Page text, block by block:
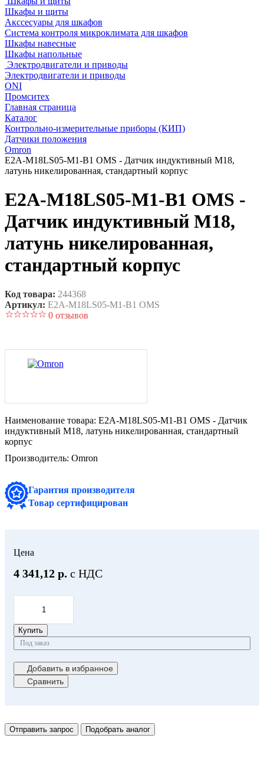
Шкафы и щиты
Акссесуары для шкафов
Система контроля микроклимата для шкафов
Шкафы навесные
Шкафы напольные
Электродвигатели и приводы
Электродвигатели и приводы
ONI
Промситех
Главная страница
Каталог
Контрольно-измерительные приборы (КИП)
Датчики положения
Omron
E2A-M18LS05-M1-B1 OMS - Датчик индуктивный M18,
латунь никелированная, стандартный корпус
E2A-M18LS05-M1-B1 OMS -
Датчик индуктивный M18,
латунь никелированная,
стандартный корпус
Код товара: 244368
Артикул: E2A-M18LS05-M1-B1 OMS
0 отзывов
Наименование товара: E2A-M18LS05-M1-B1 OMS - Датчик
индуктивный M18, латунь никелированная, стандартный
корпус
Производитель: Omron
Гарантия производителя
Товар сертифицирован
Цена
4 341,12 р. с НДС
Купить
Под заказ
Добавить в избранное
Сравнить
Отправить запрос Подобрать аналог